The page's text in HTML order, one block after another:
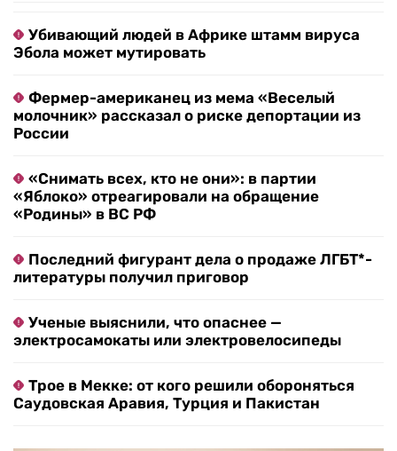
Убивающий людей в Африке штамм вируса
Эбола может мутировать
Фермер-американец из мема «Веселый
молочник» рассказал о риске депортации из
России
«Снимать всех, кто не они»: в партии
«Яблоко» отреагировали на обращение
«Родины» в ВС РФ
Последний фигурант дела о продаже ЛГБТ*-
литературы получил приговор
Ученые выяснили, что опаснее —
электросамокаты или электровелосипеды
Трое в Мекке: от кого решили обороняться
Саудовская Аравия, Турция и Пакистан